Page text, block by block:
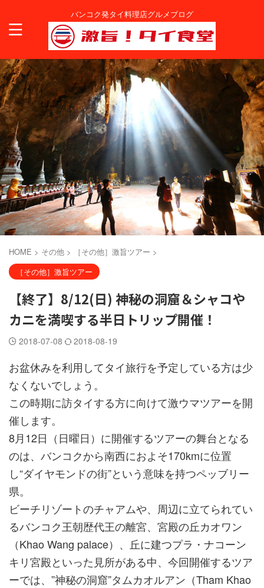
バンコク発タイ料理店グルメブログ
HOME > その他 > ［その他］激旨ツアー >
［その他］激旨ツアー
【終了】8/12(日) 神秘の洞窟＆シャコや
カニを満喫する半日トリップ開催！
2018-07-08 2018-08-19
お盆休みを利用してタイ旅行を予定している方は少
なくないでしょう。
この時期に訪タイする方に向けて激ウマツアーを開
催します。
8月12日（日曜日）に開催するツアーの舞台となる
のは、バンコクから南西におよそ170kmに位置
し“ダイヤモンドの街”という意味を持つペッブリー
県。
ビーチリゾートのチャアムや、周辺に立てられてい
るバンコク王朝歴代王の離宮、宮殿の丘カオワン
（Khao Wang palace）、丘に建つプラ・ナコーン
キリ宮殿といった見所がある中、今回開催するツア
ーでは、”神秘の洞窟”タムカオルアン（Tham Khao